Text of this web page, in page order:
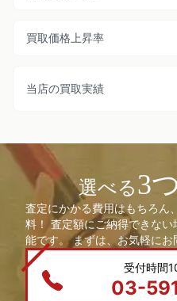
買取価格上昇率
当店の買取実績
選べる3つ
査定にかかる費用はもちろん
料！ 査定額にご納得できな
能です。 まずは、お気軽にお
受付時間
03-